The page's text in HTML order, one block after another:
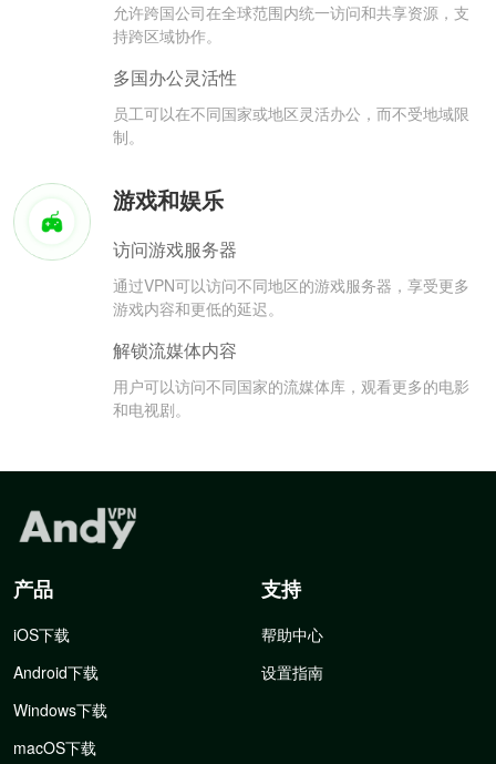
允许跨国公司在全球范围内统一访问和共享资源，支
持跨区域协作。
多国办公灵活性
员工可以在不同国家或地区灵活办公，而不受地域限
制。
游戏和娱乐
访问游戏服务器
通过VPN可以访问不同地区的游戏服务器，享受更多
游戏内容和更低的延迟。
解锁流媒体内容
用户可以访问不同国家的流媒体库，观看更多的电影
和电视剧。
产品
iOS下载
Android下载
Windows下载
macOS下载
支持
帮助中心
设置指南